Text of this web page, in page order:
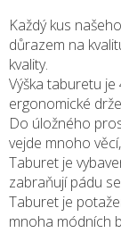
Každý kus
důrazem na
kvality.
Výška taburetu
ergonomické
Do úložného
vejde mnoho
Taburet je
zabraňují pádu
Taburet je
mnoha módních